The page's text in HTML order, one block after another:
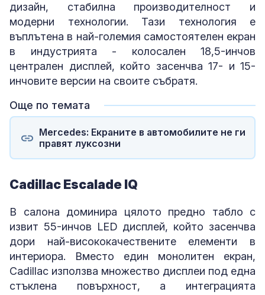
дизайн, стабилна производителност и
модерни технологии. Тази технология е
въплътена в най-големия самостоятелен екран
в индустрията - колосален 18,5-инчов
централен дисплей, който засенчва 17- и 15-
инчовите версии на своите събратя.
Още по темата
Mercedes: Екраните в автомобилите не ги
правят луксозни
Cadillac Escalade IQ
В салона доминира цялото предно табло с
извит 55-инчов LED дисплей, който засенчва
дори най-висококачествените елементи в
интериора. Вместо един монолитен екран,
Cadillac използва множество дисплеи под една
стъклена повърхност, а интеграцията